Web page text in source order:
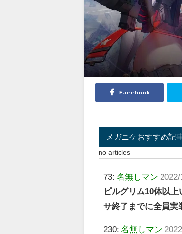
Facebook
メガニケおすすめ記
no articles
73:名無しマン
ピルグリム10体以上
サ終了までに全員実
230:名無しマン